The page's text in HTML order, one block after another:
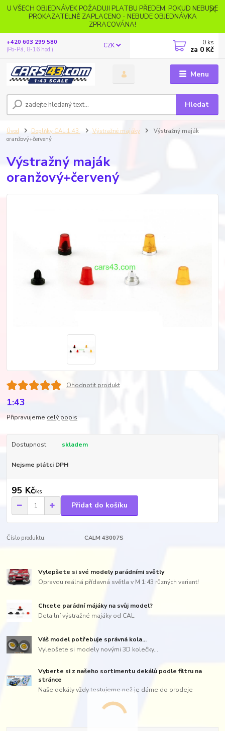
U VŠECH OBJEDNÁVEK POŽADUJI PLATBU PŘEDEM. POKUD NEBUDE
PROKAZATELNĚ ZAPLACENO - NEBUDE OBJEDNÁVKA
ZPRACOVÁNA!
Menu
CZK
Hledat
+420 603 299 580
(Po-Pá, 8-16 hod.)
0 ks
za 0 Kč
Úvod Doplňky CAL 1:43 Výstražné majáky
Výstražný maják
oranžový+červený
Výstražný maják
oranžový+červený
Ohodnotit produkt
1:43
Připravujeme celý popis
Dostupnost skladem
Nejsme plátci DPH
95 Kč/ks
Přidat do košíku
Číslo produktu: CALM 43007S
Vylepšete si své modely parádními světly
Opravdu reálná přídavná světla v M 1:43 různých variant!
Chcete parádní májáky na svůj model?
Detailní výstražné majáky od CAL
Váš model potřebuje správná kola...
Vylepšete si modely novými 3D kolečky...
Vyberte si z našeho sortimentu dekálů podle filtru na
stránce
Naše dekály vždy testujeme než je dáme do prodeje